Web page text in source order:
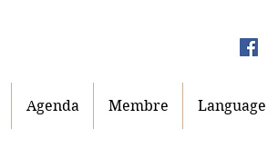
Agenda Membre Language